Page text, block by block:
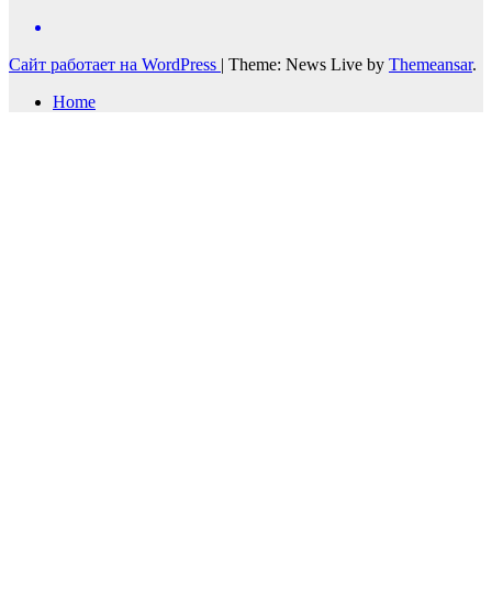
Сайт работает на WordPress | Theme: News Live by Themeansar.
Home